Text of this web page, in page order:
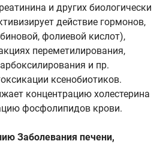
и других биологически
действие гормонов,
фолиевой кислот),
переметилирования,
и пр.
ксенобиотиков.
концентрацию холестерина
фосфолипидов крови.
Заболевания печени,